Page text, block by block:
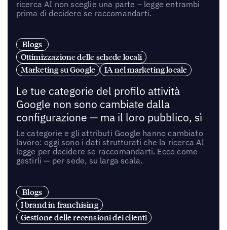
ricerca AI non sceglie una parte – legge entrambi
prima di decidere se raccomandarti.
Blogs
Ottimizzazione delle schede locali
Marketing su Google
IA nel marketing locale
Le tue categorie del profilo attività
Google non sono cambiate dalla
configurazione — ma il loro pubblico, sì
Le categorie e gli attributi Google hanno cambiato
lavoro: oggi sono i dati strutturati che la ricerca AI
legge per decidere se raccomandarti. Ecco come
gestirli — per sede, su larga scala.
Blogs
I brand in franchising
Gestione delle recensioni dei clienti